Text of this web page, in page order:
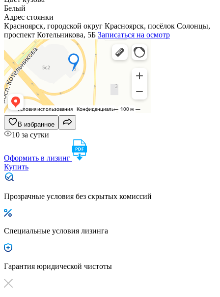
Белый
Адрес стоянки
Красноярск, городской округ Красноярск, посёлок Солонцы,
проспект Котельникова, 5Б Записаться на осмотр
В избранное
10 за сутки
Оформить в лизинг
Купить
Прозрачные условия без скрытых комиссий
Специальные условия лизинга
Гарантия юридической чистоты